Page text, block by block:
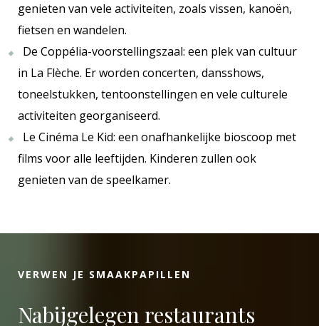
genieten van vele activiteiten, zoals vissen, kanoën,
fietsen en wandelen.
De Coppélia-voorstellingszaal: een plek van cultuur
in La Flèche. Er worden concerten, dansshows,
toneelstukken, tentoonstellingen en vele culturele
activiteiten georganiseerd.
Le Cinéma Le Kid: een onafhankelijke bioscoop met
films voor alle leeftijden. Kinderen zullen ook
genieten van de speelkamer.
VERWEN JE SMAAKPAPILLEN
Nabijgelegen restaurants